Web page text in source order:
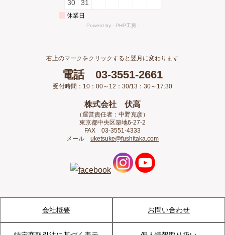
右上のマークをクリックすると翌月に変わります
電話 03-3551-2661
受付時間：10：00～12：30/13：30～17:30
株式会社 伏高
（運営責任者：中野克彦）
東京都中央区築地6-27-2
FAX 03-3551-4333
メール uketsuke@fushitaka.com
会社概要 お問い合わせ